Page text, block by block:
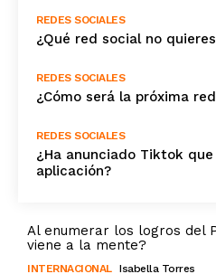
REDES SOCIALES
¿Qué red social no
REDES SOCIALES
¿Cómo será la próxima
REDES SOCIALES
¿Ha anunciado Tiktok
aplicación?
Al enumerar los logros del
viene a la mente?
INTERNACIONAL Isabella Torres